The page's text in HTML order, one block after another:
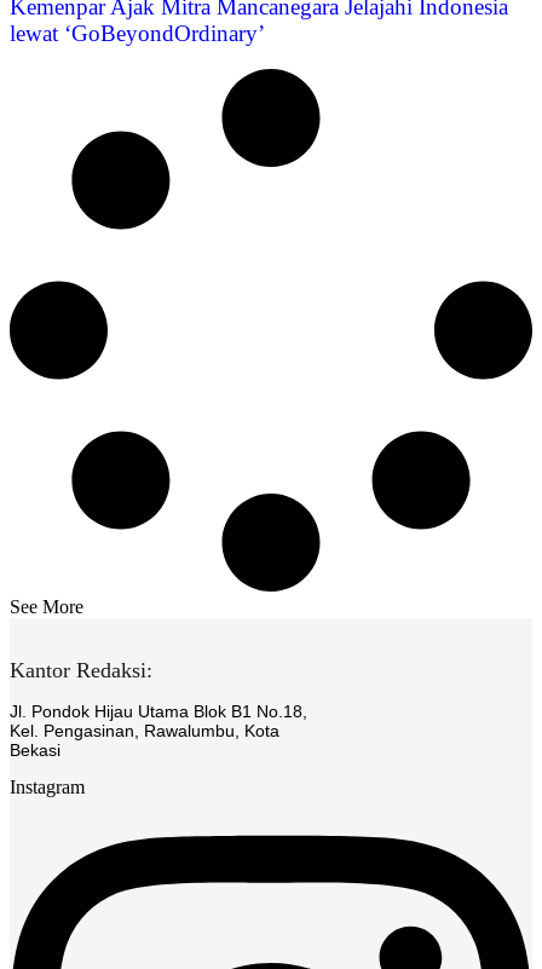
Kemenpar Ajak Mitra Mancanegara Jelajahi Indonesia
lewat ‘GoBeyondOrdinary’
See More
Kantor Redaksi:
Jl. Pondok Hijau Utama Blok B1 No.18,
Kel. Pengasinan, Rawalumbu, Kota
Bekasi
Instagram